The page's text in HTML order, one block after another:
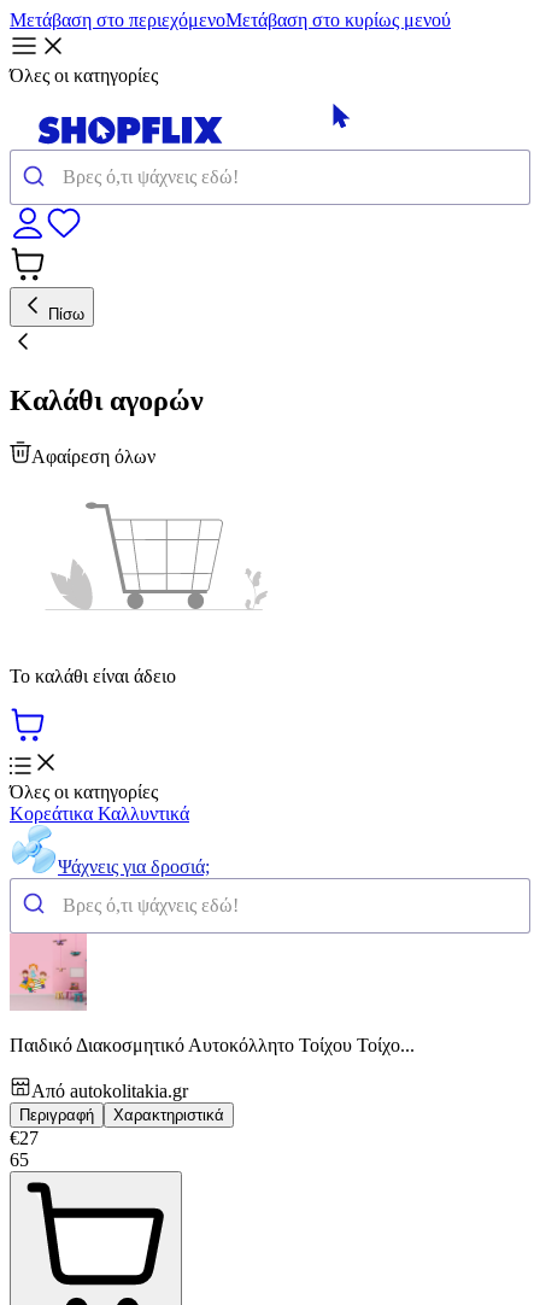
Μετάβαση στο περιεχόμενοΜετάβαση στο κυρίως μενού
Όλες οι κατηγορίες
Πίσω
Καλάθι αγορών
Αφαίρεση όλων
Το καλάθι είναι άδειο
Όλες οι κατηγορίες
Κορεάτικα Καλλυντικά
Ψάχνεις για δροσιά;
Παιδικό Διακοσμητικό Αυτοκόλλητο Τοίχου Τοίχο...
Από autokolitakia.gr
Περιγραφή Χαρακτηριστικά
€27
65